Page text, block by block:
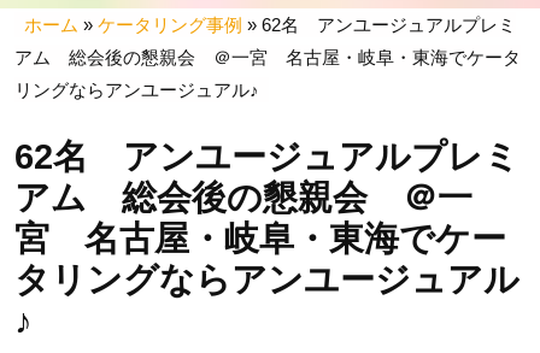
ホーム » ケータリング事例 » 62名 アンユージュアルプレミ
アム 総会後の懇親会 ＠一宮 名古屋・岐阜・東海でケータ
リングならアンユージュアル♪
62名 アンユージュアルプレミ
アム 総会後の懇親会 ＠一
宮 名古屋・岐阜・東海でケー
タリングならアンユージュアル
♪